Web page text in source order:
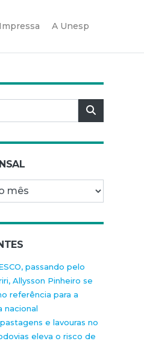
A Unesp
passando pelo
Allysson Pinheiro se
referência para a
nacional
e lavouras no
eleva o risco de